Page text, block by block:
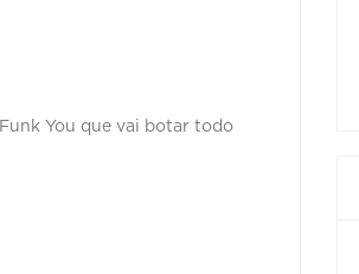
You que vai botar todo